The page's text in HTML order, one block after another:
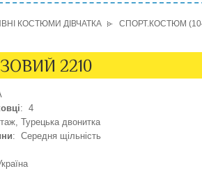
КОСТЮМИ ДІВЧАТКА
СПОРТ.КОСТЮМ
2210
: 4
Турецька двонитка
: Середня щільність